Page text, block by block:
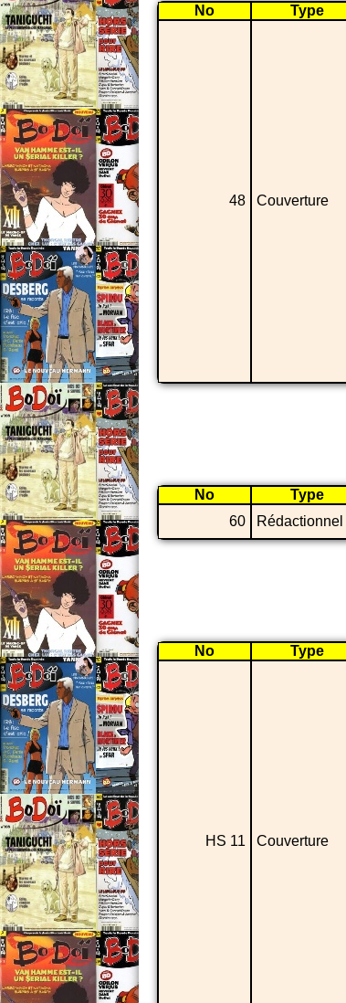
No Type
48 Couverture
No Type
60
Rédactionnel
No Type
HS 11 Couverture